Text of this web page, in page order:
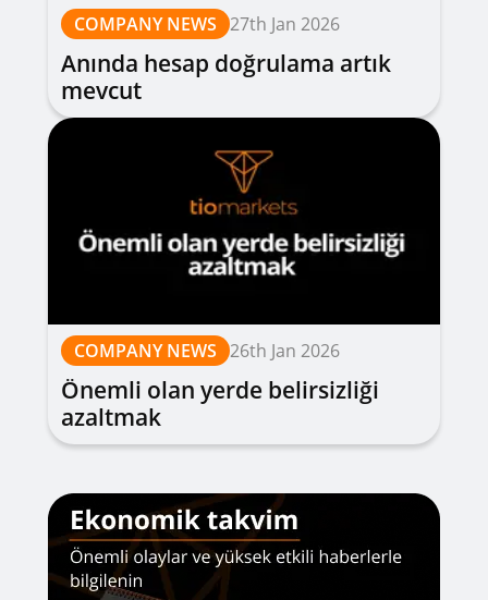
COMPANY NEWS 27th Jan 2026
Anında hesap doğrulama artık
mevcut
COMPANY NEWS 26th Jan 2026
Önemli olan yerde belirsizliği
azaltmak